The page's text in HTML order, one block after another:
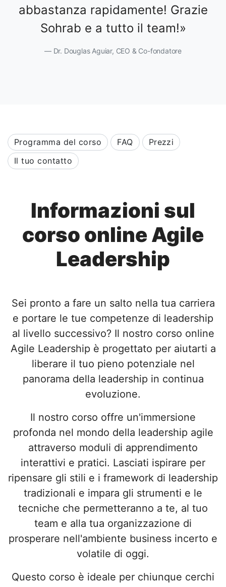
abbastanza rapidamente! Grazie
Sohrab e a tutto il team!
Dr. Douglas Aguiar, CEO & Co-fondatore
Programma del corso FAQ
Prezzi
Il tuo contatto
Informazioni sul
corso online Agile
Leadership
Sei pronto a fare un salto nella tua carriera
e portare le tue competenze di leadership
al livello successivo? Il nostro corso online
Agile Leadership è progettato per aiutarti a
liberare il tuo pieno potenziale nel
panorama della leadership in continua
evoluzione.
Il nostro corso offre un'immersione
profonda nel mondo della leadership agile
attraverso moduli di apprendimento
interattivi e pratici. Lasciati ispirare per
ripensare gli stili e i framework di leadership
tradizionali e impara gli strumenti e le
tecniche che permetteranno a te, al tuo
team e alla tua organizzazione di
prosperare nell'ambiente business incerto e
volatile di oggi.
Questo corso è ideale per chiunque cerchi